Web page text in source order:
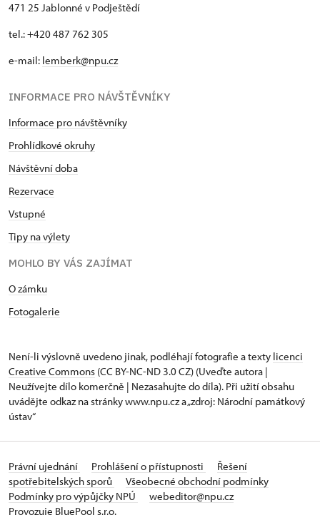
471 25 Jablonné v Podještědí
tel.: +420 487 762 305
e-mail: lemberk@npu.cz
INFORMACE PRO NÁVŠTĚVNÍKY
Informace pro návštěvníky
Prohlídkové okruhy
Návštěvní doba
Rezervace
Vstupné
Tipy na výlety
MOHLO BY VÁS ZAJÍMAT
O zámku
Fotogalerie
Není-li výslovně uvedeno jinak, podléhají fotografie a texty licenci
Creative Commons (CC BY-NC-ND 3.0 CZ) (Uveďte autora |
Neužívejte dílo komerčně | Nezasahujte do díla). Při užití obsahu
uvádějte odkaz na stránky www.npu.cz a „zdroj: Národní památkový
ústav“
Právní ujednání Prohlášení o přístupnosti
Řešení
spotřebitelských sporů
Všeobecné obchodní podmínky
Podmínky pro výpůjčky NPÚ
webeditor@npu.cz
Provozuje BluePool s.r.o.